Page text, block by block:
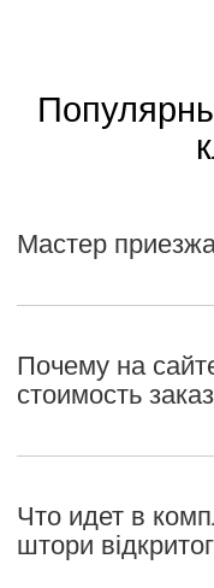
Мастер
Почему на
стоимость
Что идет в
штори